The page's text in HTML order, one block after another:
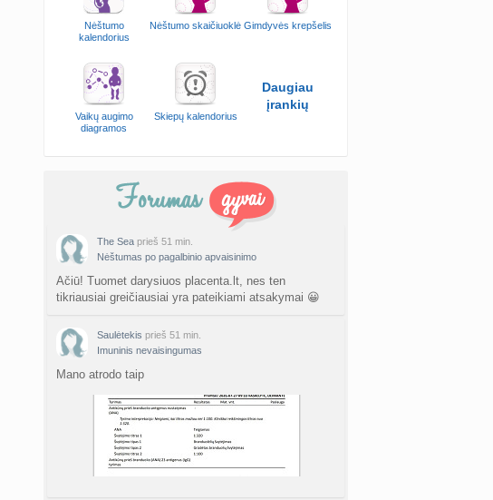
Nėštumo
kalendorius
Nėštumo skaičiuoklė Gimdyvės krepšelis
Vaikų augimo
diagramos
Skiepų kalendorius
Daugiau
įrankių
The Sea prieš 51 min.
Nėštumas po pagalbinio apvaisinimo
Ačiū! Tuomet darysiuos placenta.lt, nes ten
tikriausiai greičiausiai yra pateikiami atsakymai 😀
Saulėtekis prieš 51 min.
Imuninis nevaisingumas
Mano atrodo taip